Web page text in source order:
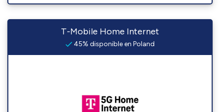
T-Mobile Home Internet
45% disponible en Poland